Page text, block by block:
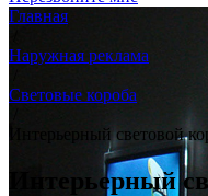
Главная
Наружная реклама
Световые короба
Интерьерный световой
Интерьерный